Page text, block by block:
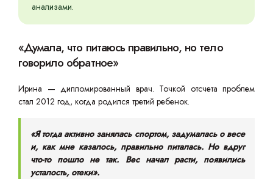
анализами.
«Думала, что питаюсь правильно, но тело
говорило обратное»
Ирина — дипломированный врач. Точкой отсчета проблем
стал 2012 год, когда родился третий ребенок.
«Я тогда активно занялась спортом, задумалась о весе
и, как мне казалось, правильно питалась. Но вдруг
что-то пошло не так. Вес начал расти, появились
усталость, отеки».